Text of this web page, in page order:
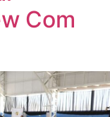
Com